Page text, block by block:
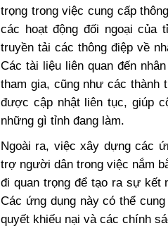
trọng trong việc cung cấp
các hoạt động đối ngoại của
truyền tải các thông điệp về
Các tài liệu liên quan đến
tham gia, cũng như các thành
được cập nhật liên tục, giúp
những gì tỉnh đang làm.
Ngoài ra, việc xây dựng các
trợ người dân trong việc nắm
đi quan trọng để tạo ra sự kết
Các ứng dụng này có thể
quyết khiếu nại và các chính